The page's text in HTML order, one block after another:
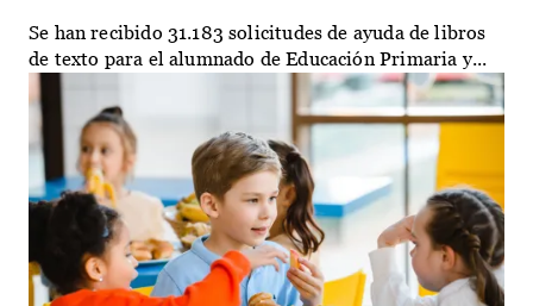
Se han recibido 31.183 solicitudes de ayuda de libros
de texto para el alumnado de Educación Primaria y...